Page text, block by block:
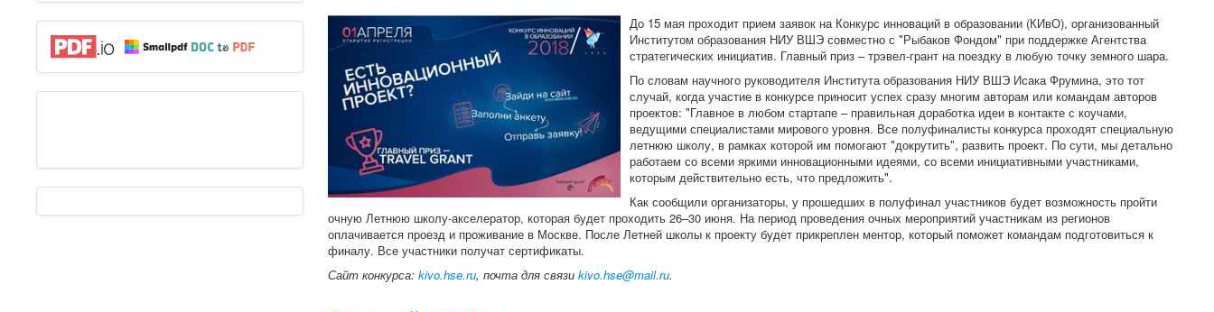
До 15 мая проходит прием заявок на Конкурс инноваций в образовании (КИвО), организованный
Институтом образования НИУ ВШЭ совместно с "Рыбаков Фондом" при поддержке Агентства
стратегических инициатив. Главный приз – трэвел-грант на поездку в любую точку земного шара.
По словам научного руководителя Института образования НИУ ВШЭ Исака Фрумина, это тот
случай, когда участие в конкурсе приносит успех сразу многим авторам или командам авторов
проектов: "Главное в любом стартапе – правильная доработка идеи в контакте с коучами,
ведущими специалистами мирового уровня. Все полуфиналисты конкурса проходят специальную
летнюю школу, в рамках которой им помогают "докрутить", развить проект. По сути, мы детально
работаем со всеми яркими инновационными идеями, со всеми инициативными участниками,
которым действительно есть, что предложить".
Как сообщили организаторы, у прошедших в полуфинал участников будет возможность пройти
очную Летнюю школу-акселератор, которая будет проходить 26–30 июня. На период проведения очных мероприятий участникам из регионов
оплачивается проезд и проживание в Москве. После Летней школы к проекту будет прикреплен ментор, который поможет командам подготовиться к
финалу. Все участники получат сертификаты.
Сайт конкурса: kivo.hse.ru, почта для связи kivo.hse@mail.ru.